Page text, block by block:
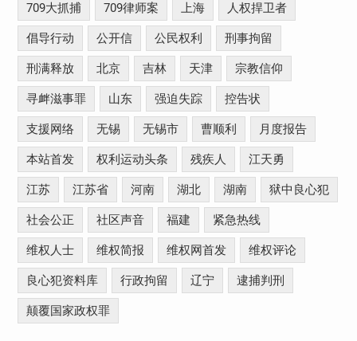
709大抓捕 709律师案 上海 人权捍卫者
倡导行动 公开信 公民权利 刑事拘留
刑满释放 北京 吉林 天津 宗教信仰
寻衅滋事罪 山东 强迫失踪 控告状
支援网络 无锡 无锡市 曹顺利 月度报告
本站首发 权利运动头条 残疾人 江天勇
江苏 江苏省 河南 湖北 湖南 狱中良心犯
社会公正 社区声音 福建 紧急热线
维权人士 维权简报 维权网首发 维权评论
良心犯资料库 行政拘留 辽宁 逮捕判刑
颠覆国家政权罪